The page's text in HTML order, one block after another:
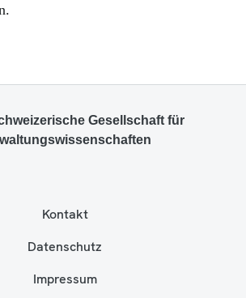
Gesellschaft für
Kontakt
Datenschutz
Impressum